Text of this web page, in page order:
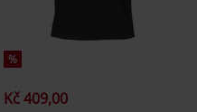
%
Kč 409,00